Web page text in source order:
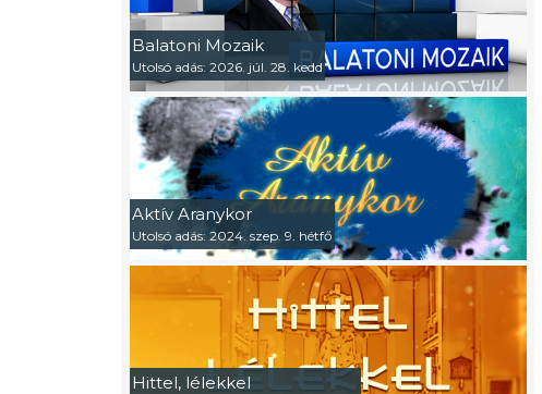
Balatoni Mozaik
Utolsó adás: 2026. júl. 28. kedd
Aktív Aranykor
Utolsó adás: 2024. szep. 9. hétfő
Hittel, lélekkel